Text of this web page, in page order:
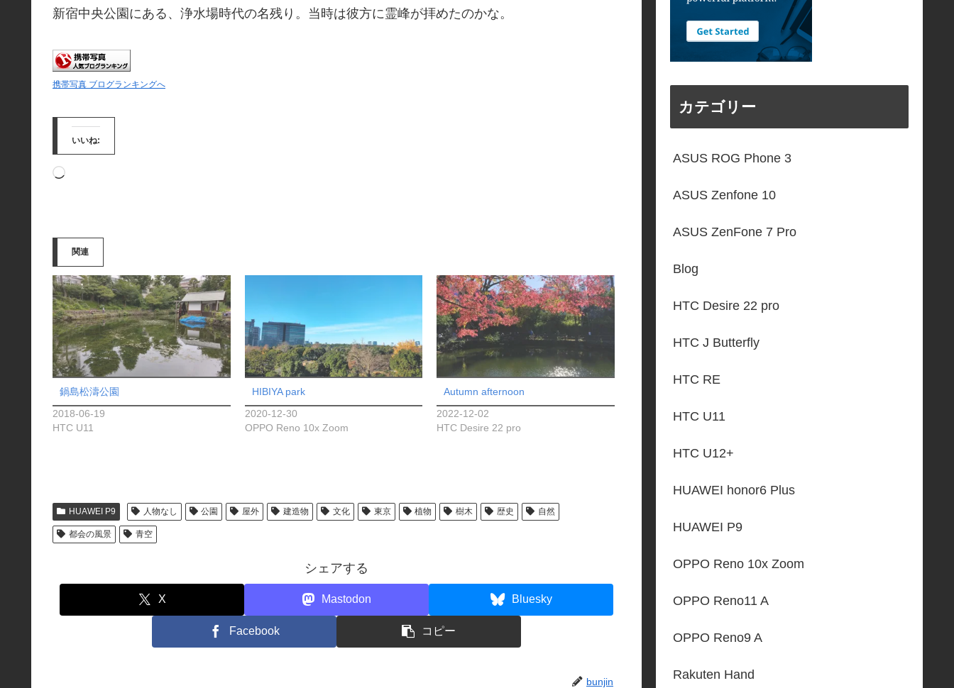
新宿中央公園にある、浄水場時代の名残り。当時は彼方に霊峰が拝めたのかな。
携帯写真 ブログランキングへ
いいね:
読
み
中…
関連
鍋島松濤公園
2018-06-19
HTC U11
HIBIYA park
2020-12-30
OPPO Reno 10x Zoom
Autumn afternoon
2022-12-02
HTC Desire 22 pro
HUAWEI P9 人物なし 公園 屋外 建造物 文化 東京 植物 樹木 歴史 自然
都会の風景 青空
シェアする
X Mastodon Bluesky
Facebook コピー
bunjin
カテゴリー
ASUS ROG Phone 3
ASUS Zenfone 10
ASUS ZenFone 7 Pro
Blog
HTC Desire 22 pro
HTC J Butterfly
HTC RE
HTC U11
HTC U12+
HUAWEI honor6 Plus
HUAWEI P9
OPPO Reno 10x Zoom
OPPO Reno11 A
OPPO Reno9 A
Rakuten Hand